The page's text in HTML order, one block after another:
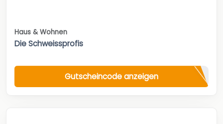
Haus & Wohnen
Die Schweissprofis
Gutscheincode anzeigen